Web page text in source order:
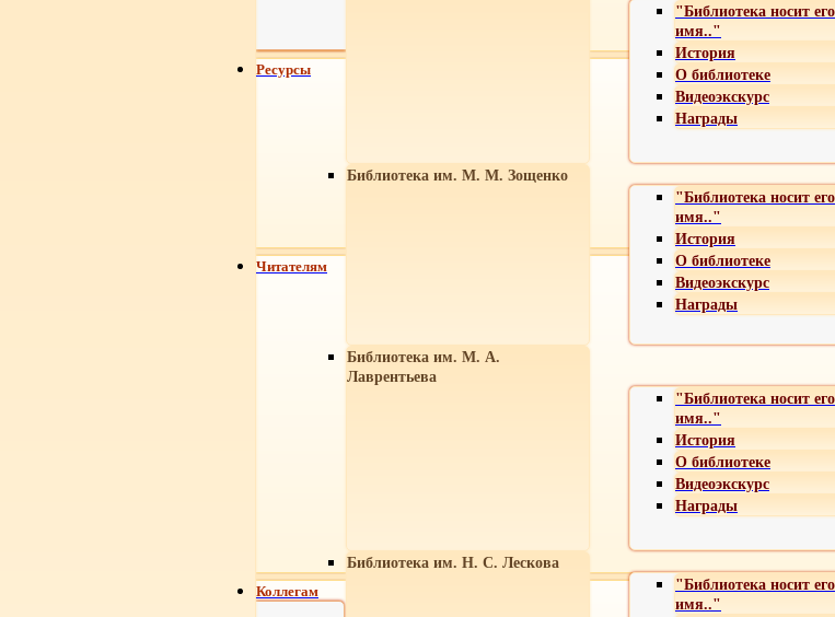
"Библиотека носит его
имя.."
История
О библиотеке
Видеоэкскурс
Награды
Библиотека им. М. М. Зощенко
"Библиотека носит его
имя.."
История
О библиотеке
Видеоэкскурс
Награды
Библиотека им. М. А.
Лаврентьева
"Библиотека носит его
имя.."
История
О библиотеке
Видеоэкскурс
Награды
Библиотека им. Н. С. Лескова
"Библиотека носит его
имя.."
Ресурсы
Читателям
Коллегам